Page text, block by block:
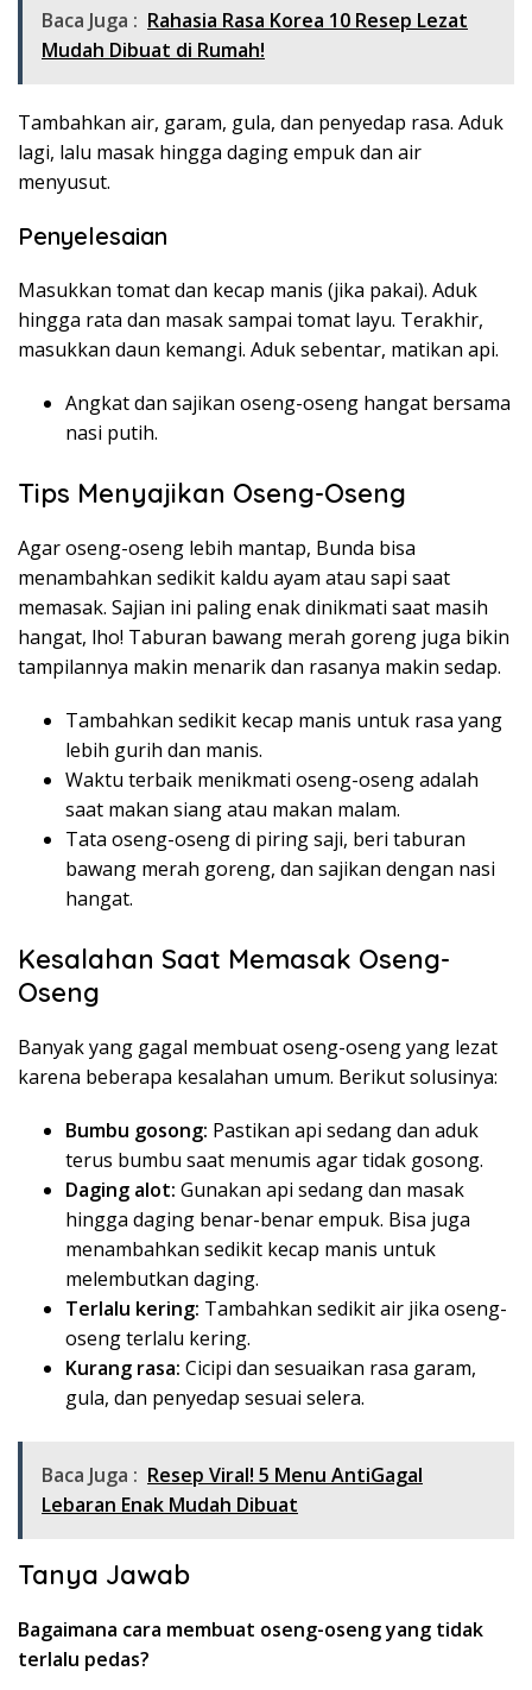
Baca Juga : Rahasia Rasa Korea 10 Resep Lezat
Mudah Dibuat di Rumah!
Tambahkan air, garam, gula, dan penyedap rasa. Aduk
lagi, lalu masak hingga daging empuk dan air
menyusut.
Penyelesaian
Masukkan tomat dan kecap manis (jika pakai). Aduk
hingga rata dan masak sampai tomat layu. Terakhir,
masukkan daun kemangi. Aduk sebentar, matikan api.
Angkat dan sajikan oseng-oseng hangat bersama
nasi putih.
Tips Menyajikan Oseng-Oseng
Agar oseng-oseng lebih mantap, Bunda bisa
menambahkan sedikit kaldu ayam atau sapi saat
memasak. Sajian ini paling enak dinikmati saat masih
hangat, lho! Taburan bawang merah goreng juga bikin
tampilannya makin menarik dan rasanya makin sedap.
Tambahkan sedikit kecap manis untuk rasa yang
lebih gurih dan manis.
Waktu terbaik menikmati oseng-oseng adalah
saat makan siang atau makan malam.
Tata oseng-oseng di piring saji, beri taburan
bawang merah goreng, dan sajikan dengan nasi
hangat.
Kesalahan Saat Memasak Oseng-
Oseng
Banyak yang gagal membuat oseng-oseng yang lezat
karena beberapa kesalahan umum. Berikut solusinya:
Bumbu gosong: Pastikan api sedang dan aduk
terus bumbu saat menumis agar tidak gosong.
Daging alot: Gunakan api sedang dan masak
hingga daging benar-benar empuk. Bisa juga
menambahkan sedikit kecap manis untuk
melembutkan daging.
Terlalu kering: Tambahkan sedikit air jika oseng-
oseng terlalu kering.
Kurang rasa: Cicipi dan sesuaikan rasa garam,
gula, dan penyedap sesuai selera.
Baca Juga : Resep Viral! 5 Menu AntiGagal
Lebaran Enak Mudah Dibuat
Tanya Jawab
Bagaimana cara membuat oseng-oseng yang tidak
terlalu pedas?